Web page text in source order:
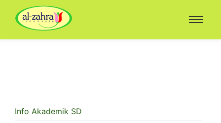
Info Akademik SD